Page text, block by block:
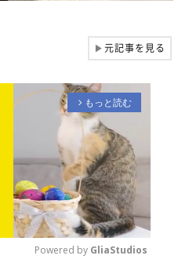
▶元記事を見る
arrow_forward_ios もっと読む
Powered by GliaStudios